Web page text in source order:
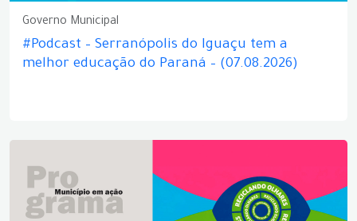
Governo Municipal
#Podcast – Serranópolis do Iguaçu tem a
melhor educação do Paraná – (07.08.2026)